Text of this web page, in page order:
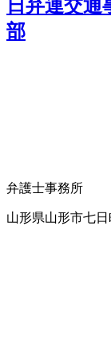
日弁連交
部
弁護士事務所
山形県山形市七